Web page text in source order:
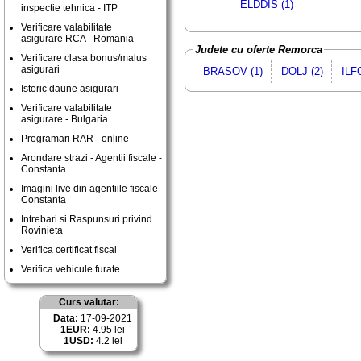
inspectie tehnica - ITP
Verificare valabilitate
asigurare RCA - Romania
Verificare clasa bonus/malus
asigurari
Istoric daune asigurari
Verificare valabilitate
asigurare - Bulgaria
Programari RAR - online
Arondare strazi - Agentii fiscale -
Constanta
Imagini live din agentiile fiscale -
Constanta
Intrebari si Raspunsuri privind
Rovinieta
Verifica certificat fiscal
Verifica vehicule furate
Curs valutar:
Data: 17-09-2021
1EUR: 4.95 lei
1USD: 4.2 lei
ELDDIS (1)
Judete cu oferte Remorca
BRASOV (1)
DOLJ (2)